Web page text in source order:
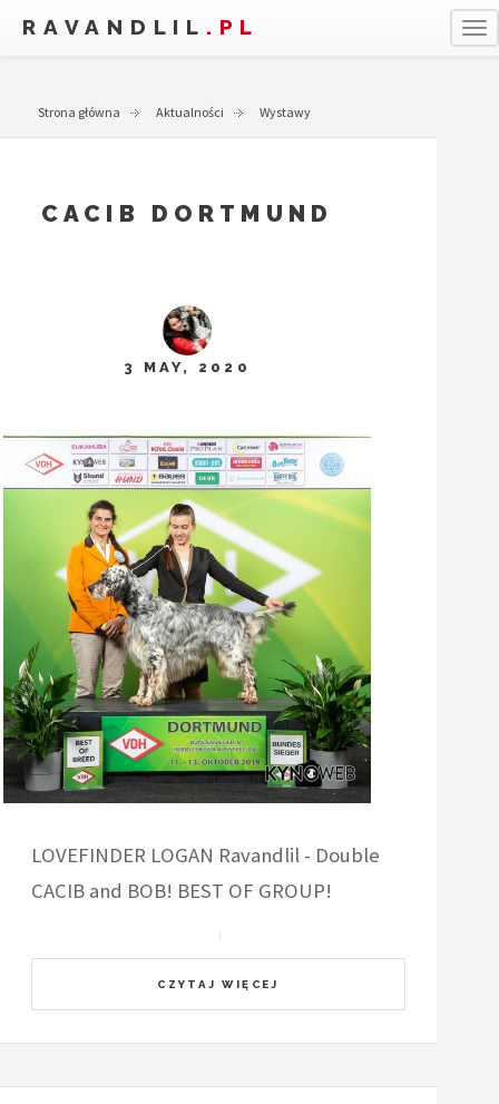
RAVANDLIL .PL
Strona główna Aktualności Wystawy
CACIB DORTMUND
3 MAY, 2020
LOVEFINDER LOGAN Ravandlil - Double
CACIB and BOB! BEST OF GROUP!
CZYTAJ WIĘCEJ